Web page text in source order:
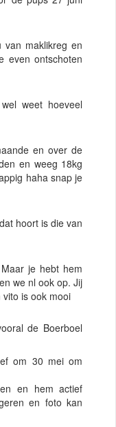
maklikreg en
even ontschoten
weet hoeveel
en over de
en weeg 18kg
haha snap je
hoort is die van
je hebt hem
we nl ook op. Jij
is ook mooi
de Boerboel
om 30 mei om
en hem actief
en foto kan